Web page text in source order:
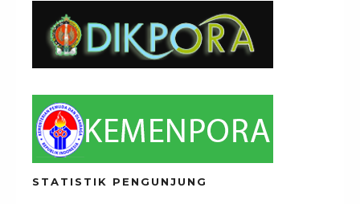
STATISTIK PENGUNJUNG